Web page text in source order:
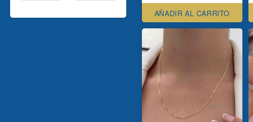
AÑADIR AL CARRITO